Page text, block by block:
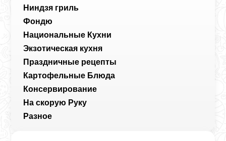
Ниндзя гриль
Фондю
Национальные Кухни
Экзотическая кухня
Праздничные рецепты
Картофельные Блюда
Консервирование
На скорую Руку
Разное